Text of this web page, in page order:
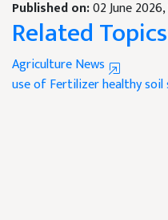
Published on:02 June
Related Topics
Agriculture News
use of Fertilizerhealthy soil